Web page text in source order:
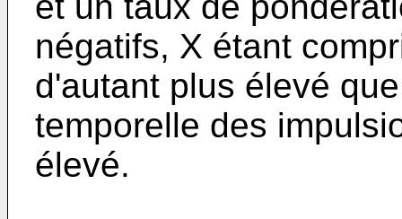
négatifs, X étant
d'autant plus élevé
temporelle des
élevé.